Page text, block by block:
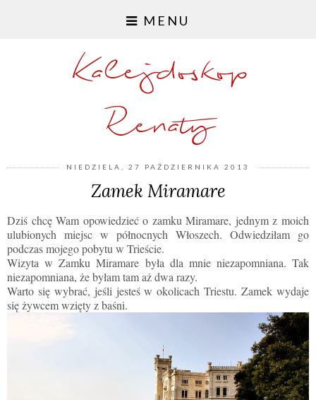
MENU
Kalejdoskop
Renaty
NIEDZIELA, 27 PAŹDZIERNIKA 2013
Zamek Miramare
Dziś chcę Wam opowiedzieć o zamku Miramare, jednym z moich
ulubionych miejsc w północnych Włoszech. Odwiedziłam go
podczas mojego pobytu w Trieście.
Wizyta w Zamku Miramare była dla mnie niezapomniana. Tak
niezapomniana, że byłam tam aż dwa razy.
Warto się wybrać, jeśli jesteś w okolicach Triestu. Zamek wydaje
się żywcem wzięty z baśni.